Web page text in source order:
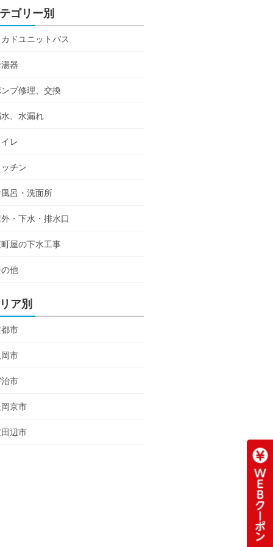
ゴリー別
ドユニットバス
器
プ修理、交換
、水漏れ
レ
チン
呂・洗面所
・下水・排水口
屋の下水工事
他
ア別
市
市
市
京市
辺市